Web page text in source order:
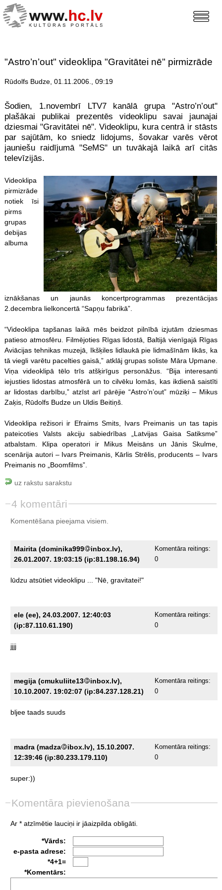
"Astro’n’out" videoklipa "Gravitātei nē" pirmizrāde
Rūdolfs Budze, 01.11.2006., 09:19
Šodien, 1.novembrī LTV7 kanālā grupa "Astro’n’out"
plašākai publikai prezentēs videoklipu savai jaunajai
dziesmai "Gravitātei nē". Videoklipu, kura centrā ir stāsts
par sajūtām, ko sniedz lidojums, šovakar varēs vērot
jauniešu raidījumā "SeMS" un tuvākajā laikā arī citās
televīzijās.
Videoklipa
pirmizrāde
notiek īsi
pirms
grupas
debijas
albuma
iznākšanas un jaunās koncertprogrammas prezentācijas
2.decembra lielkoncertā “Sapņu fabrikā”.
“Videoklipa tapšanas laikā mēs beidzot pilnībā izjutām dziesmas
patieso atmosfēru. Filmējoties Rīgas lidostā, Baltijā vienīgajā Rīgas
Aviācijas tehnikas muzejā, Ikšķiles lidlaukā pie lidmašīnām likās, ka
tā viegli varētu pacelties gaisā,” atklāj grupas soliste Māra Upmane.
Viņa videoklipā tēlo trīs atšķirīgus personāžus. “Bija interesanti
iejusties lidostas atmosfērā un to cilvēku lomās, kas ikdienā saistīti
ar lidostas darbību,” atzīst arī pārējie “Astro’n’out” mūziķi – Mikus
Zaķis, Rūdolfs Budze un Uldis Beitiņš.
Videoklipa režisori ir Efraims Smits, Ivars Preimanis un tas tapis
pateicoties Valsts akciju sabiedrības „Latvijas Gaisa Satiksme”
atbalstam. Klipa operatori ir Mikus Meisāns un Jānis Skulme,
scenārija autori – Ivars Preimanis, Kārlis Strēlis, producents – Ivars
Preimanis no „Boomfilms”.
uz rakstu sarakstu
4 komentāri
Komentēšana pieejama visiem.
Mairita (dominika999
inbox.lv),
26.01.2007. 19:03:15 (ip:81.198.16.94)
Komentāra reitings:
0
lūdzu atsūtiet videoklipu "Nē, gravitatei!"
ele (ee), 24.03.2007. 12:40:03
(ip:87.110.61.190)
Komentāra reitings:
0
jjjj
megija (cmukuliite13
inbox.lv),
10.10.2007. 19:02:07 (ip:84.237.128.21)
Komentāra reitings:
0
bljee taads suuds
madra (madza
ibox.lv), 15.10.2007.
12:39:46 (ip:80.233.179.110)
Komentāra reitings:
0
super:))
Komentāra pievienošana
Ar * atzīmētie lauciņi ir jāaizpilda obligāti.
*Vārds:
e-pasta adrese:
*4+1=
*Komentārs: